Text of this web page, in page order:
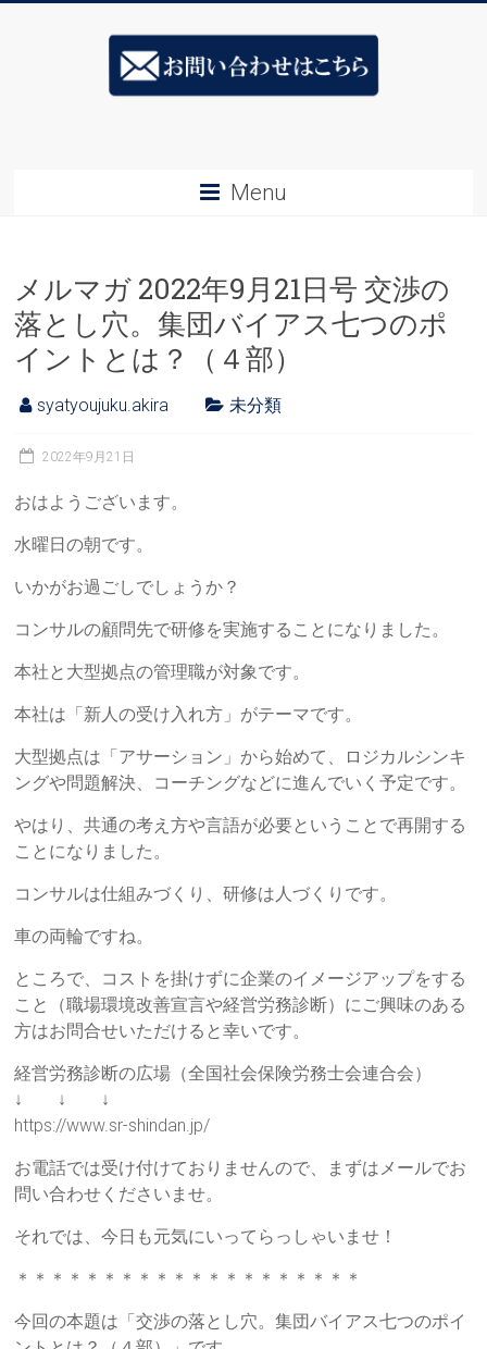
社
長
塾
&ESJ
社
労
士
総
研
「人
づ
り・
事
業
づ
く
り・
金
作
り」
を
に
据
え
本
質
的
研
修
サ
Menu
メルマガ 2022年9月21日号 交渉の
落とし穴。集団バイアス七つのポ
イントとは？（４部）
syatyoujuku.akira 未分類
2022年9月21日
おはようございます。
水曜日の朝です。
いかがお過ごしでしょうか？
コンサルの顧問先で研修を実施することになりました。
本社と大型拠点の管理職が対象です。
本社は「新人の受け入れ方」がテーマです。
大型拠点は「アサーション」から始めて、ロジカルシンキ
ングや問題解決、コーチングなどに進んでいく予定です。
やはり、共通の考え方や言語が必要ということで再開する
ことになりました。
コンサルは仕組みづくり、研修は人づくりです。
車の両輪ですね。
ところで、コストを掛けずに企業のイメージアップをする
こと（職場環境改善宣言や経営労務診断）にご興味のある
方はお問合せいただけると幸いです。
経営労務診断の広場（全国社会保険労務士会連合会）
↓ ↓ ↓
https://www.sr-shindan.jp/
お電話では受け付けておりませんので、まずはメールでお
問い合わせくださいませ。
それでは、今日も元気にいってらっしゃいませ！
＊＊＊＊＊＊＊＊＊＊＊＊＊＊＊＊＊＊＊＊
今回の本題は「交渉の落とし穴。集団バイアス七つのポイ